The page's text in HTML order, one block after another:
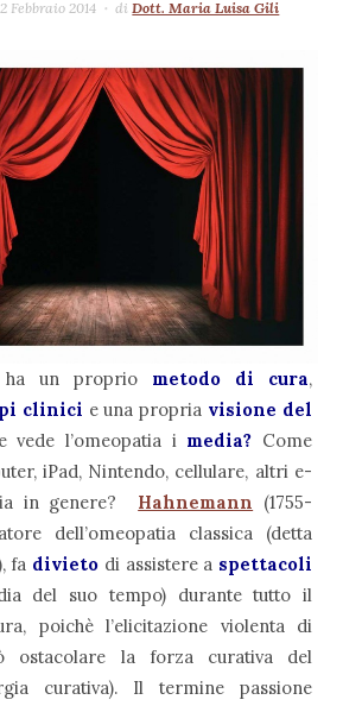
Febbraio 2014 diDott. Maria Luisa Gili
ha un proprio metodo di cura,
clinici e una propria visione del
vede l’omeopatia i media? Come
iPad, Nintendo, cellulare, altri e-
in genere? Hahnemann (1755-
dell’omeopatia classica (detta
fa divieto di assistere a spettacoli
del suo tempo) durante tutto il
poichè l’elicitazione violenta di
ostacolare la forza curativa del
curativa). Il termine passione